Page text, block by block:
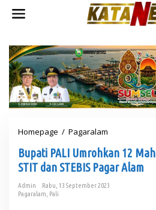
Homepage / Pagaralam
p
a
t
i
Bupati PALI Umrohkan 12
STIT dan STEBIS Pagar Alam
Admin
Rabu, 13 September 2023
Pagaralam Pali